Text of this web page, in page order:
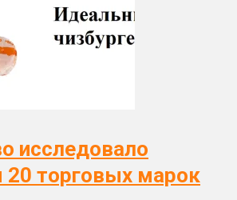
исследовало
20 торговых марок